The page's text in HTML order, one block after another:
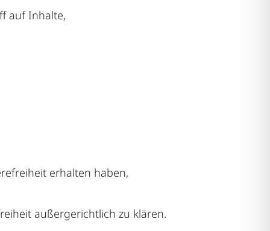
auf Inhalte,
erhalten haben,
außergerichtlich zu klären.